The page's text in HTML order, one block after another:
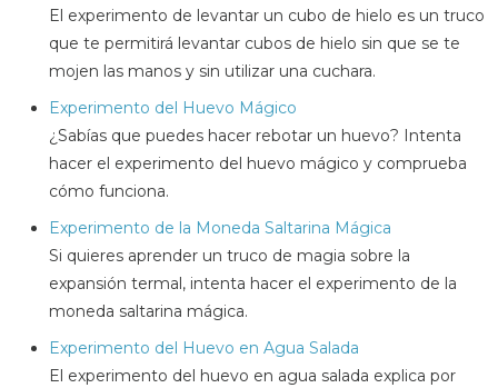
El experimento de levantar un cubo de hielo es un truco
que te permitirá levantar cubos de hielo sin que se te
mojen las manos y sin utilizar una cuchara.
Experimento del Huevo Mágico
¿Sabías que puedes hacer rebotar un huevo? Intenta
hacer el experimento del huevo mágico y comprueba
cómo funciona.
Experimento de la Moneda Saltarina Mágica
Si quieres aprender un truco de magia sobre la
expansión termal, intenta hacer el experimento de la
moneda saltarina mágica.
Experimento del Huevo en Agua Salada
El experimento del huevo en agua salada explica por